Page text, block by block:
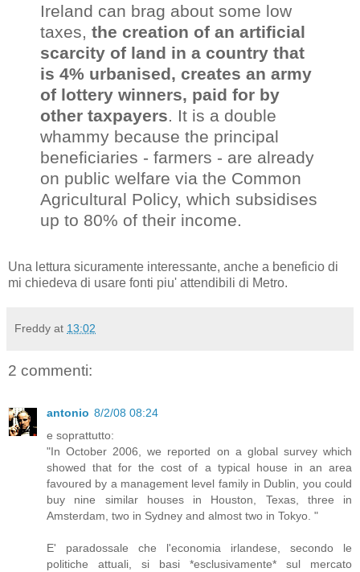
Ireland can brag about some low
taxes, the creation of an artificial
scarcity of land in a country that
is 4% urbanised, creates an army
of lottery winners, paid for by
other taxpayers . It is a double
whammy because the principal
beneficiaries - farmers - are already
on public welfare via the Common
Agricultural Policy, which subsidises
up to 80% of their income.
Una lettura sicuramente interessante, anche a beneficio di
mi chiedeva di usare fonti piu' attendibili di Metro.
Freddy at 13:02
2 commenti:
antonio 8/2/08 08:24
e soprattutto:
"In October 2006, we reported on a global survey which
showed that for the cost of a typical house in an area
favoured by a management level family in Dublin, you could
buy nine similar houses in Houston, Texas, three in
Amsterdam, two in Sydney and almost two in Tokyo. "
E' paradossale che l'economia irlandese, secondo le
politiche attuali, si basi *esclusivamente* sul mercato